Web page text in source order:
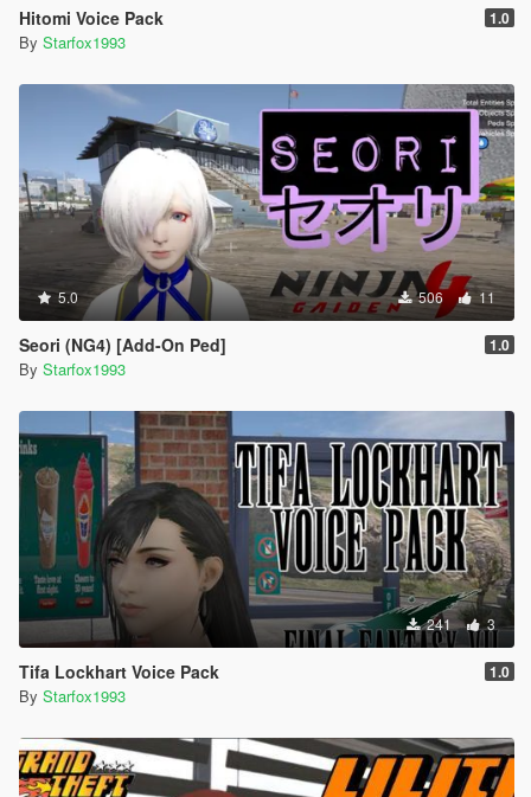
Hitomi Voice Pack 1.0
By Starfox1993
5.0 506 11
Seori (NG4) [Add-On Ped] 1.0
By Starfox1993
241 3
Tifa Lockhart Voice Pack 1.0
By Starfox1993